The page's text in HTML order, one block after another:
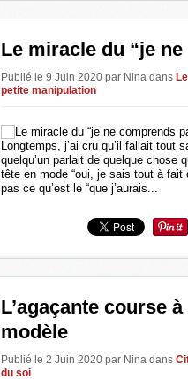
Le miracle du “je
Publié le 9 Juin 2020 par Nina dans
petite manipulation
Longtemps, j’ai cru qu’il fallait tout
quelqu’un parlait de quelque chose
tête en mode “oui, je sais tout à fait
pas ce qu’est le “que j’aurais...
L’agaçante course
modèle
Publié le 2 Juin 2020 par Nina dans
du soi